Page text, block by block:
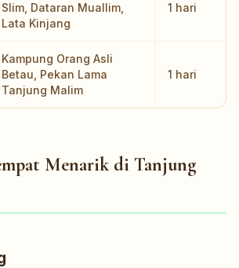
Slim, Dataran Muallim,
Lata Kinjang
1 hari
Kampung Orang Asli
Betau, Pekan Lama
Tanjung Malim
1 hari
Menarik di Tanjung